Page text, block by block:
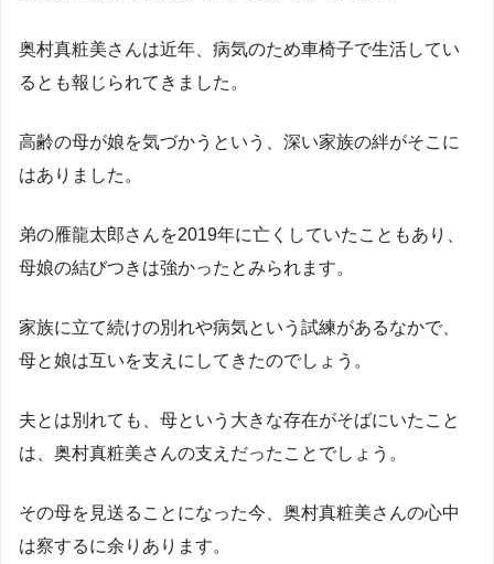
奥村真粧美さんは近年、病気のため車椅子で生活してい
るとも報じられてきました。
高齢の母が娘を気づかうという、深い家族の絆がそこに
はありました。
弟の雁龍太郎さんを2019年に亡くしていたこともあり、
母娘の結びつきは強かったとみられます。
家族に立て続けの別れや病気という試練があるなかで、
母と娘は互いを支えにしてきたのでしょう。
夫とは別れても、母という大きな存在がそばにいたこと
は、奥村真粧美さんの支えだったことでしょう。
その母を見送ることになった今、奥村真粧美さんの心中
は察するに余りあります。